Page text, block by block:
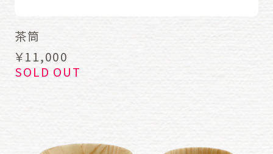
茶筒
￥11,000
SOLD OUT